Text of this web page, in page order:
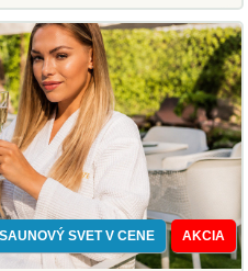
SAUNOVÝ SVET V CENE AKCIA